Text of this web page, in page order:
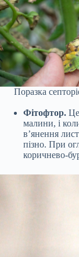
Поразка
Фітофтор.
малини, і
в’янення
пізно. При
коричнево-